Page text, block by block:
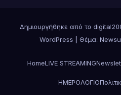
Δημιουργήθηκε από το
WordPress
Θέμα:
HomeLIVE STREAMING
ΗΜΕΡΟΛΟΓΙΟ